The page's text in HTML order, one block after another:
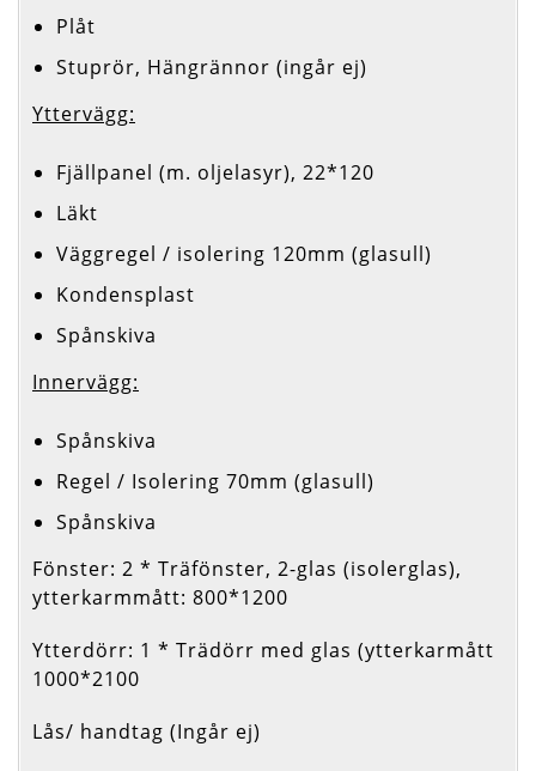
Plåt
Stuprör, Hängrännor (ingår ej)
Yttervägg:
Fjällpanel (m. oljelasyr), 22*120
Läkt
Väggregel / isolering 120mm (glasull)
Kondensplast
Spånskiva
Innervägg:
Spånskiva
Regel / Isolering 70mm (glasull)
Spånskiva
Fönster: 2 * Träfönster, 2-glas (isolerglas),
ytterkarmmått: 800*1200
Ytterdörr: 1 * Trädörr med glas (ytterkarmått
1000*2100
Lås/ handtag (Ingår ej)